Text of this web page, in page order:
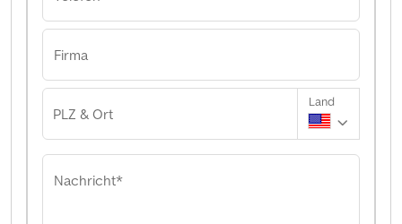
Firma
PLZ & Ort
Land
Nachricht*